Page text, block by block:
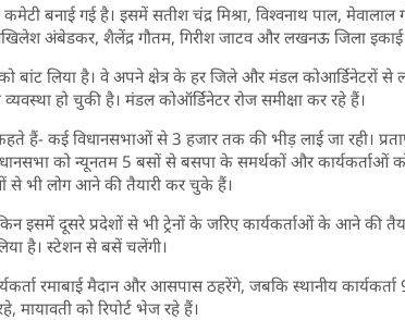
बनाई गई है। इसमें सतीश चंद्र मिश्रा, विश्वनाथ पाल, मेवालाल
अंबेडकर, शैलेंद्र गौतम, गिरीश जाटव और लखनऊ जिला इकाई
बांट लिया है। वे अपने क्षेत्र के हर जिले और मंडल कोआर्डिनेटरों से
हो चुकी है। मंडल कोऑर्डिनेटर रोज समीक्षा कर रहे हैं।
कहते हैं- कई विधानसभाओं से 3 हजार तक की भीड़ लाई जा रही।
को न्यूनतम 5 बसों से बसपा के समर्थकों और कार्यकर्ताओं
से भी लोग आने की तैयारी कर चुके हैं।
इसमें दूसरे प्रदेशों से भी ट्रेनों के जरिए कार्यकर्ताओं के आने की
है। स्टेशन से बसें चलेंगी।
रमाबाई मैदान और आसपास ठहरेंगे, जबकि स्थानीय
मायावती को रिपोर्ट भेज रहे हैं।